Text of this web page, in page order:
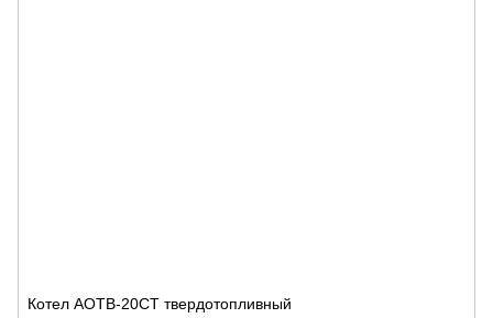
Котел АОТВ-20СТ твердотопливный